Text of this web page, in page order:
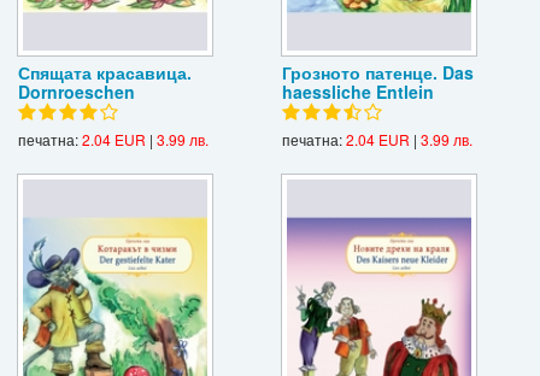
Спящата красавица.
Dornroeschen
печатна:2.04 EUR | 3.99 лв.
Грозното патенце. Das
haessliche Entlein
печатна:2.04 EUR | 3.99 лв.